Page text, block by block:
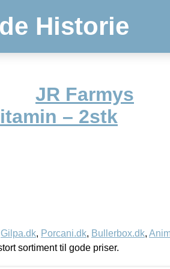
Historie
JR Farmys
– 2stk
Gilpa.dk, Porcani.dk, Bullerbox.dk,
sortiment til gode priser.